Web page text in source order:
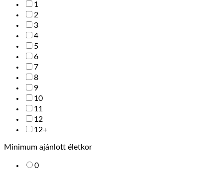
1
2
3
4
5
6
7
8
9
10
11
12
12+
Minimum ajánlott életkor
0